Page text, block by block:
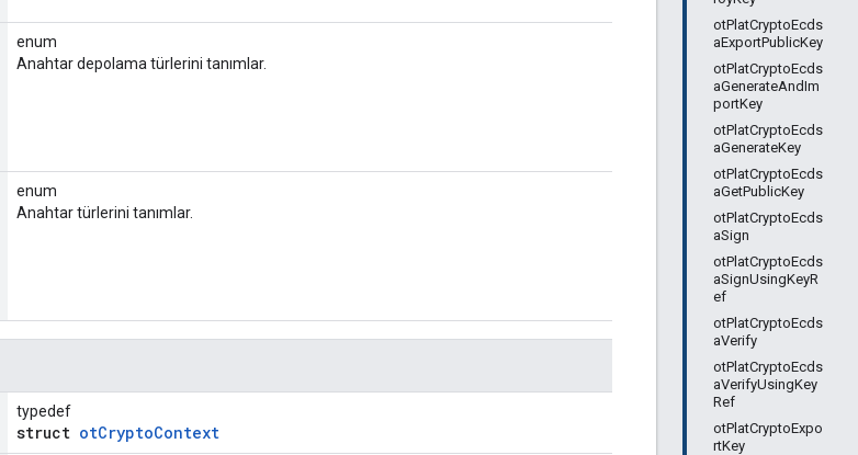
otPlatCryptoEcds
aExportPublicKey
otPlatCryptoEcds
aGenerateAndIm
portKey
otPlatCryptoEcds
aGenerateKey
otPlatCryptoEcds
aGetPublicKey
otPlatCryptoEcds
aSign
otPlatCryptoEcds
aSignUsingKeyR
ef
otPlatCryptoEcds
aVerify
otPlatCryptoEcds
aVerifyUsingKey
Ref
otPlatCryptoExpo
rtKey
enum
Anahtar depolama türlerini tanımlar.
enum
Anahtar türlerini tanımlar.
typedef
struct otCryptoContext